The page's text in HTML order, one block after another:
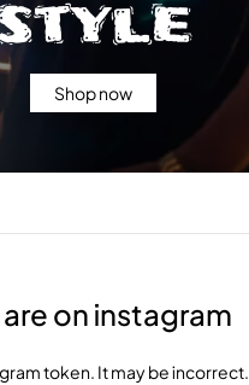
Shop now
on instagram
token. It may be incorrect.